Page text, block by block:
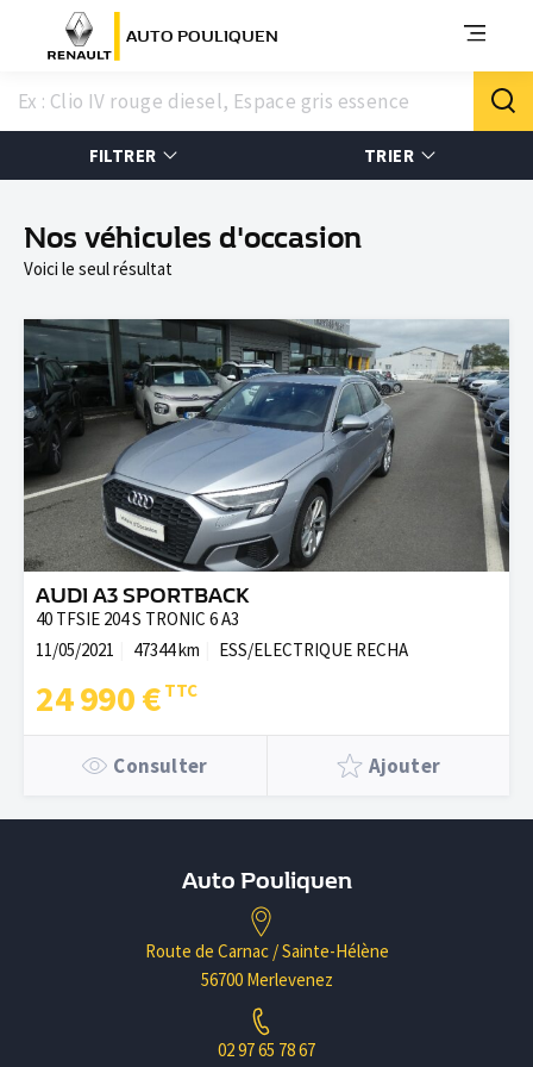
AUTO POULIQUEN
FILTRER TRIER
Nos véhicules d'occasion
Voici le seul résultat
AUDI A3 SPORTBACK
40 TFSIE 204 S TRONIC 6 A3
11/05/2021
47344 km ESS/ELECTRIQUE RECHA
24 990 €
Consulter Ajouter
Auto Pouliquen
Route de Carnac / Sainte-Hélène
56700 Merlevenez
02 97 65 78 67